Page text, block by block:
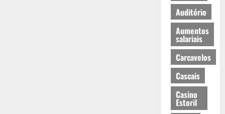
Auditório
Aumentos
salariais
Carcavelos
Cascais
Casino
Estoril